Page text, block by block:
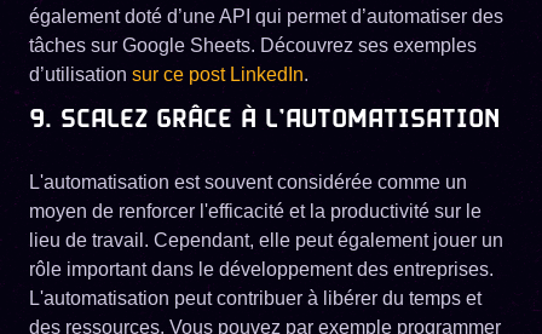
également doté d’une API qui permet d’automatiser des
tâches sur Google Sheets. Découvrez ses exemples
d’utilisation sur ce post LinkedIn.
9. SCALEZ GRÂCE À L’AUTOMATISATION
L'automatisation est souvent considérée comme un
moyen de renforcer l'efficacité et la productivité sur le
lieu de travail. Cependant, elle peut également jouer un
rôle important dans le développement des entreprises.
L'automatisation peut contribuer à libérer du temps et
des ressources. Vous pouvez par exemple programmer